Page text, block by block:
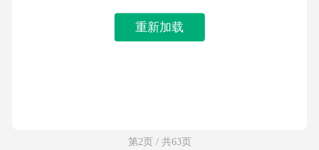
重新加载
第2页 / 共63页